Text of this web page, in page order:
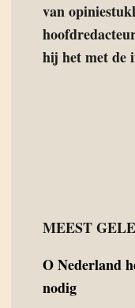
van
hij het met de
MEEST
ONederland
nodig